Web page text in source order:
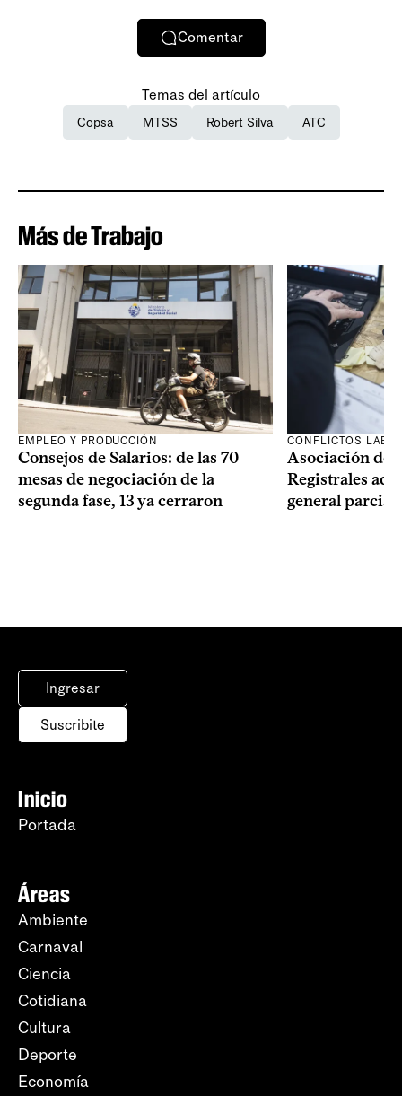
Comentar
Temas del artículo
Copsa MTSS Robert Silva ATC
Más de Trabajo
EMPLEO Y PRODUCCIÓN
Consejos de Salarios: de las 70
mesas de negociación de la
segunda fase, 13 ya cerraron
CONFLICTOS
Asociación de
Registrales
general parcial
Ingresar
Suscribite
Inicio
Portada
Áreas
Ambiente
Carnaval
Ciencia
Cotidiana
Cultura
Deporte
Economía